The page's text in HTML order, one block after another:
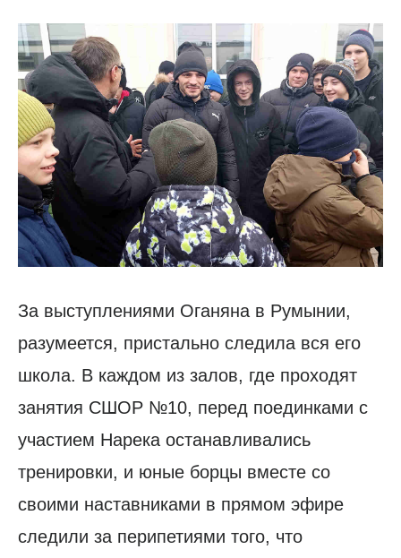
За выступлениями Оганяна в Румынии,
разумеется, пристально следила вся его
школа. В каждом из залов, где проходят
занятия СШОР №10, перед поединками с
участием Нарека останавливались
тренировки, и юные борцы вместе со
своими наставниками в прямом эфире
следили за перипетиями того, что